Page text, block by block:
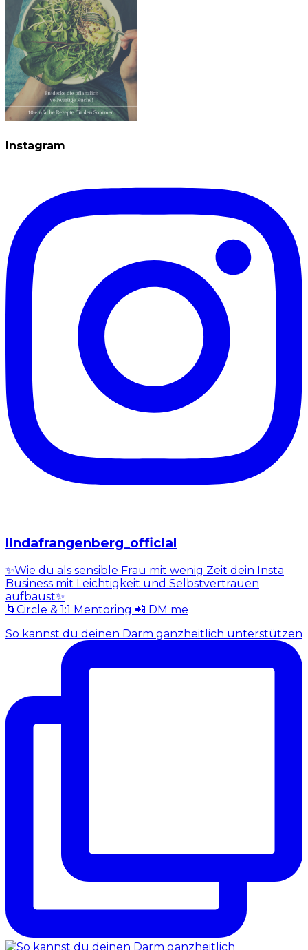
Instagram
lindafrangenberg_official
✨Wie du als sensible Frau mit wenig Zeit dein Insta
Business mit Leichtigkeit und Selbstvertrauen
aufbaust✨
🌀Circle & 1:1 Mentoring 📲 DM me
So kannst du deinen Darm ganzheitlich unterstützen